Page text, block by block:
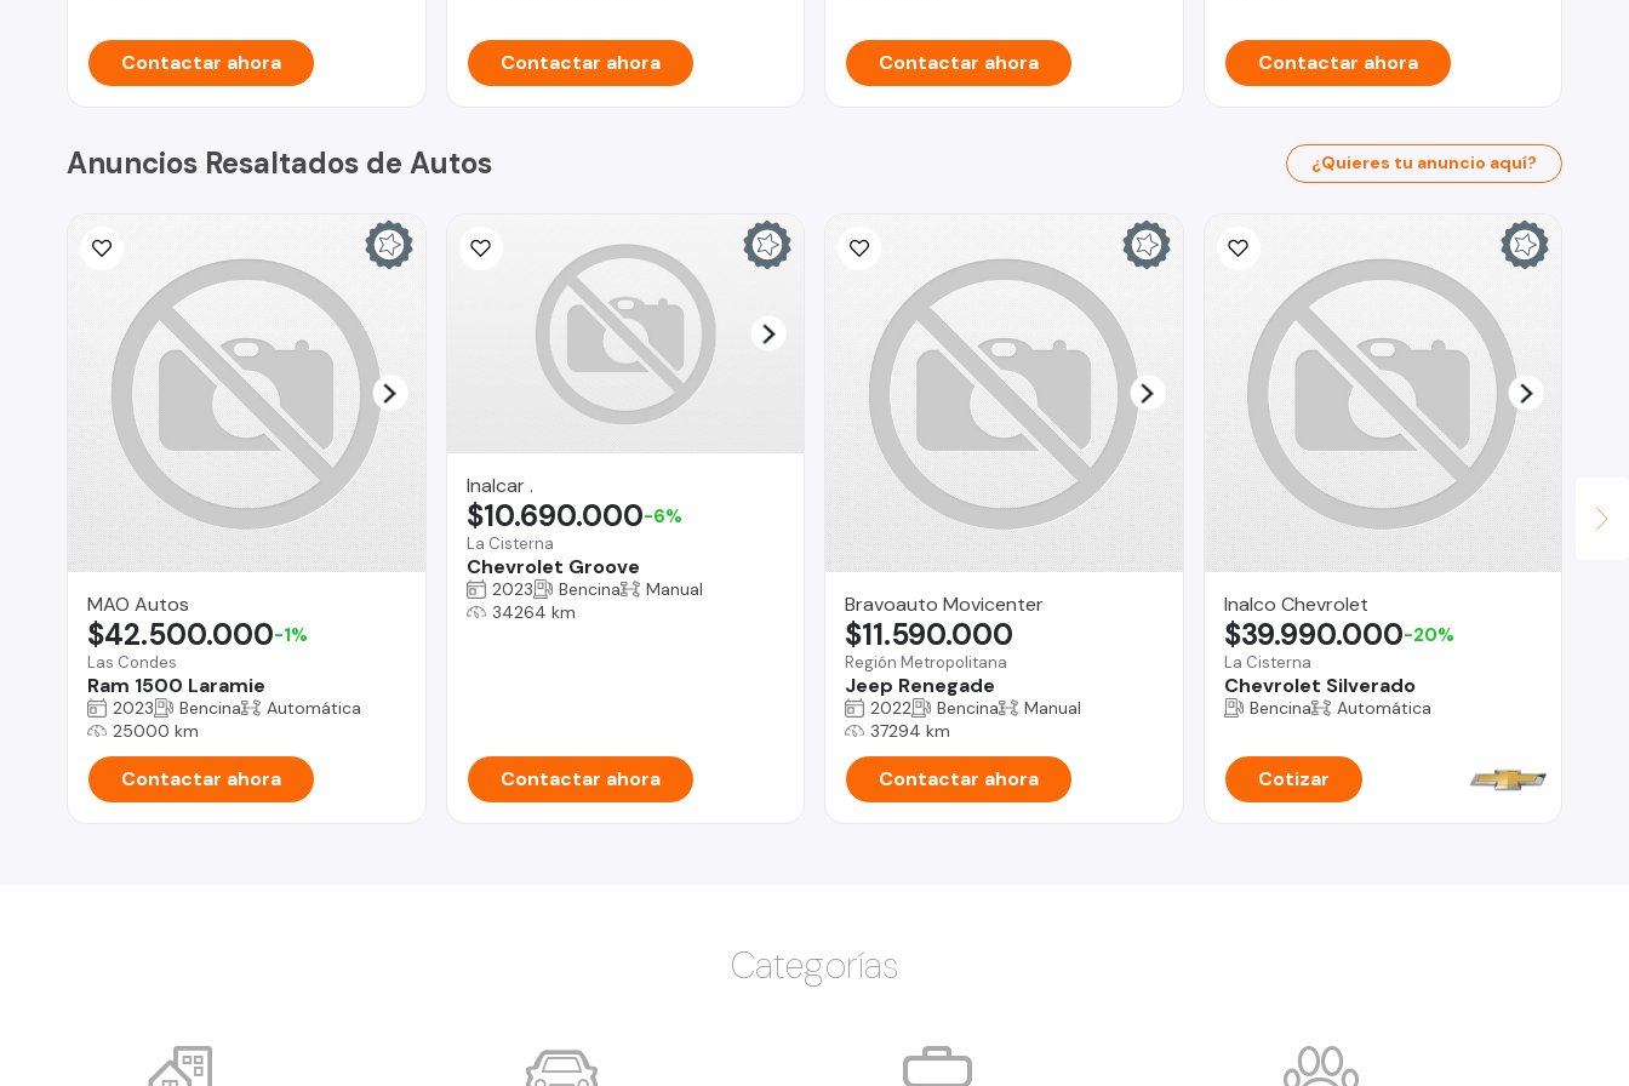
Contactar ahora Contactar ahora Contactar ahora Contactar ahora
Anuncios Resaltados de Autos ¿Quieres tu anuncio aquí?
MAO Autos
Las Condes
Ram 1500 Laramie
$42.500.000-1%
2023 Bencina
Automática
25000 km
Contactar ahora
Inalcar .
La Cisterna
Chevrolet Groove
$10.690.000-6%
2023 Bencina
Manual
34264 km
Contactar ahora
Bravoauto Movicenter
Región Metropolitana
Jeep Renegade
$11.590.000
2022 Bencina
Manual
37294 km
Contactar ahora
Inalco Chevrolet
La Cisterna
Chevrolet Silverado
$39.990.000-20%
Bencina Automática
Cotizar
Categorías